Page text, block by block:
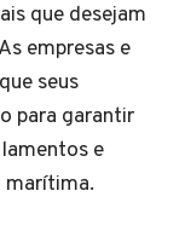
que desejam
empresas e
seus
para garantir
e
marítima.